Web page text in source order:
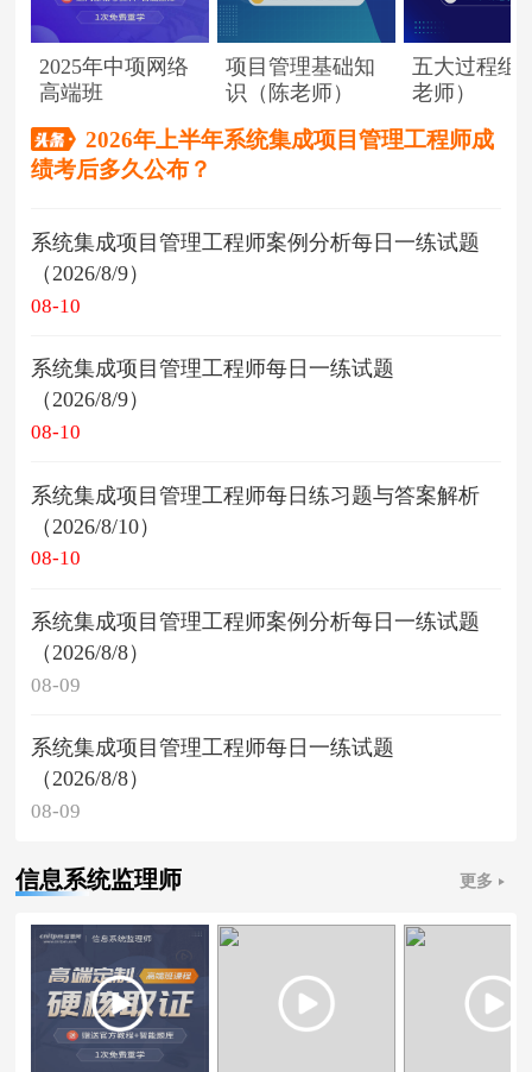
2025年中项网络
高端班
项目管理基础知
识（陈老师）
五大过程组
老师）
2026年上半年系统集成项目管理工程师成
绩考后多久公布？
系统集成项目管理工程师案例分析每日一练试题
（2026/8/9）
08-10
系统集成项目管理工程师每日一练试题
（2026/8/9）
08-10
系统集成项目管理工程师每日练习题与答案解析
（2026/8/10）
08-10
系统集成项目管理工程师案例分析每日一练试题
（2026/8/8）
08-09
系统集成项目管理工程师每日一练试题
（2026/8/8）
08-09
信息系统监理师 更多